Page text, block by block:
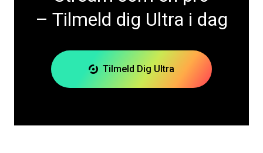
– Tilmeld dig Ultra i dag
Tilmeld Dig Ultra